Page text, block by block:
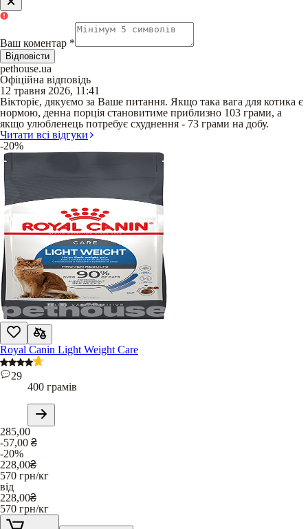
Ваш коментар *
Відповісти
pethouse.ua
Офіційна відповідь
12 травня 2026, 11:41
Вікторіє, дякуємо за Ваше питання. Якщо така вага для котика є
нормою, денна порція становитиме приблизно 103 грами, а
якщо улюбленець потребує схуднення - 73 грами на добу.
Читати всі відгуки
-20%
Royal Canin Light Weight Care
29
400 грамів
285,00
-57,00 ₴
-20%
228,00₴
570 грн/кг
від
228,00₴
570 грн/кг